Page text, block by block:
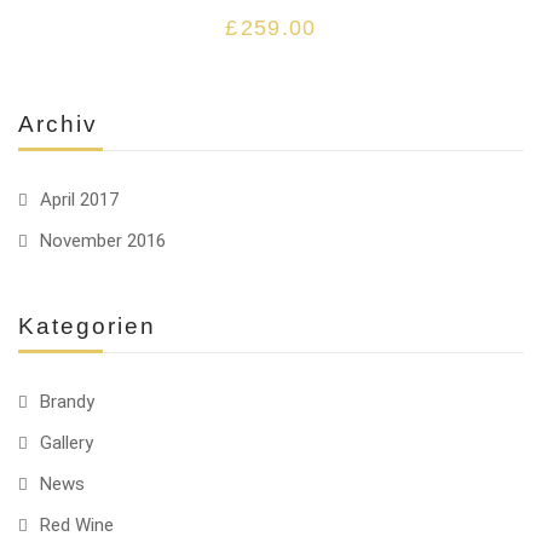
Archiv
April 2017
November 2016
Kategorien
Brandy
Gallery
News
Red Wine
£ 259.00